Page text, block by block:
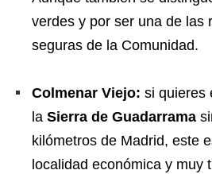
verdes y por ser una de las
seguras de la Comunidad.
Colmenar Viejo: si quieres
la Sierra de Guadarrama
kilómetros de Madrid, este
localidad económica y muy